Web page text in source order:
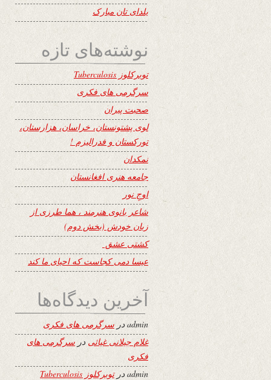
یلدای تان مبارک
نوشته‌های تازه
توبرکلوز Tuberculosis
سرگرمی های فکری
صحبت پیران
لوی پشتونستان، خراسان، هزارستان،
تورکستان و فدرالیزم !
نمکدان
جامعه هنری افغانستان
اوجِ نور
شاعر بانوی هنرمند ، هما طرزی از
زبان خودش (بخش دوم)
کشتی عشق
عیسا دمی کجاست که احیای ما کند
آخرین دیدگاه‌ها
adminدر سرگرمی های فکری
غلام جیلانی غیاثی در سرگرمی های
فکری
adminدرتوبرکلوز Tuberculosis